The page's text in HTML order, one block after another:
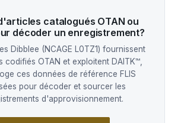
catalogués OTAN ou
décoder un enregistrement?
Dibblee (NCAGE L0TZ1) fournissent
codifiés OTAN et exploitent DAITK™,
ces données de référence FLIS
pour décoder et sourcer les
d'approvisionnement.